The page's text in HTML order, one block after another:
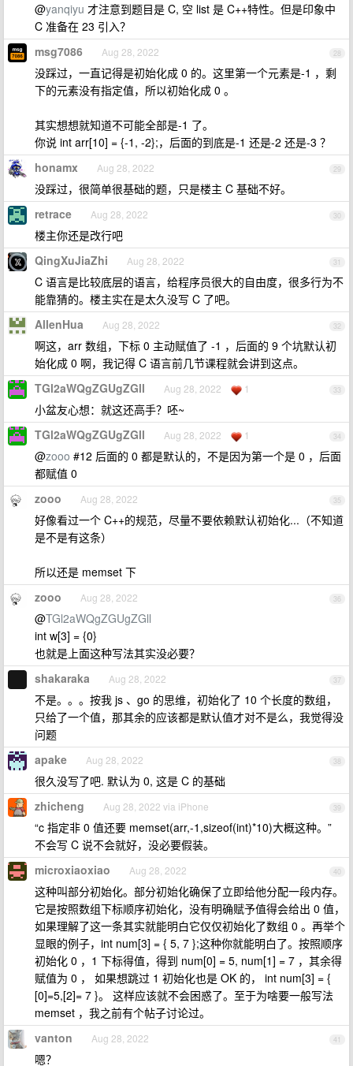
@yanqiyu 才注意到题目是 C, 空 list 是 C++特性。但是印象中
C 准备在 23 引入？
28
msg7086 Aug 28, 2022
没踩过，一直记得是初始化成 0 的。这里第一个元素是-1 ，剩
下的元素没有指定值，所以初始化成 0 。
其实想想就知道不可能全部是-1 了。
你说 int arr[10] = {-1, -2};，后面的到底是-1 还是-2 还是-3 ？
29
honamx Aug 28, 2022
没踩过，很简单很基础的题，只是楼主 C 基础不好。
30
retrace Aug 28, 2022
楼主你还是改行吧
31
QingXuJiaZhi Aug 28, 2022
C 语言是比较底层的语言，给程序员很大的自由度，很多行为不
能靠猜的。楼主实在是太久没写 C 了吧。
32
AllenHua Aug 28, 2022
啊这，arr 数组，下标 0 主动赋值了 -1 ，后面的 9 个坑默认初
始化成 0 啊，我记得 C 语言前几节课程就会讲到这点。
33
TGl2aWQgZGUgZGll Aug 28, 2022 1
小盆友心想：就这还高手？呸~
34
TGl2aWQgZGUgZGll Aug 28, 2022 1
@zooo #12 后面的 0 都是默认的，不是因为第一个是 0 ，后面
都赋值 0
35
zooo Aug 28, 2022
好像看过一个 C++的规范，尽量不要依赖默认初始化...（不知道
是不是有这条）
所以还是 memset 下
36
zooo Aug 28, 2022
@TGl2aWQgZGUgZGll
int w[3] = {0}
也就是上面这种写法其实没必要？
37
shakaraka Aug 28, 2022
不是。。。按我 js 、go 的思维，初始化了 10 个长度的数组，
只给了一个值，那其余的应该都是默认值才对不是么，我觉得没
问题
38
apake Aug 28, 2022
很久没写了吧. 默认为 0, 这是 C 的基础
39
zhicheng Aug 28, 2022 via iPhone
“c 指定非 0 值还要 memset(arr,-1,sizeof(int)*10)大概这种。”
不会写 C 说不会就好，没必要假装。
40
microxiaoxiao Aug 28, 2022
这种叫部分初始化。部分初始化确保了立即给他分配一段内存。
它是按照数组下标顺序初始化，没有明确赋予值得会给出 0 值，
如果理解了这一条其实就能明白它仅仅初始化了数组 0 。再举个
显眼的例子，int num[3] = { 5, 7 };这种你就能明白了。按照顺序
初始化 0 ，1 下标得值，得到 num[0] = 5, num[1] = 7 ，其余得
赋值为 0 ， 如果想跳过 1 初始化也是 OK 的， int num[3] = {
[0]=5,[2]= 7 }。 这样应该就不会困惑了。至于为啥要一般写法
memset ，我之前有个帖子讨论过。
41
vanton Aug 28, 2022
嗯？